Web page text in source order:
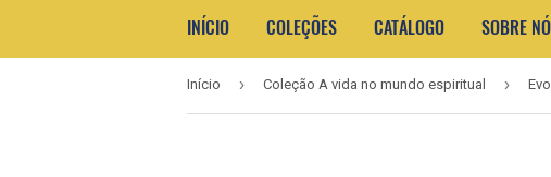
INÍCIO COLEÇÕES CATÁLOGO SOBRE
Início › Coleção A vida no mundo espiritual ›